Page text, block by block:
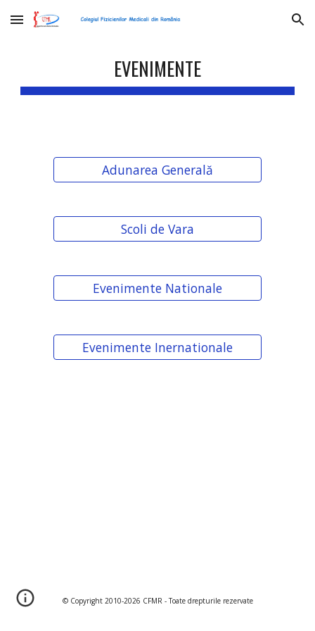
Skip to main content Skip to navigation
EVENIMENTE
Adunarea Generală
Scoli de Vara
Evenimente Nationale
Evenimente Inernationale
© Copyright 2010-2026 CFMR - Toate drepturile rezervate